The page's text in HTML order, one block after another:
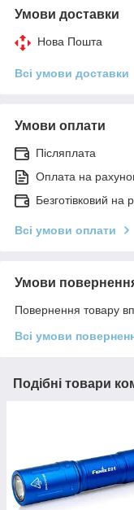
Умови доставки
Нова Пошта
Всі умови доставки
Умови оплати
Післяплата
Оплата на
Безготівковий
Всі умови оплати
Умови
Повернення товару
Всі умови
Подібні товари